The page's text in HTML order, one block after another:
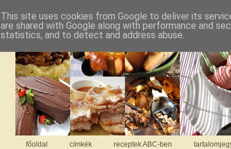
főoldal címkék receptek ABC-ben
This site uses cookies from Google to deliver its
are shared with Google along with performance and
statistics, and to detect and address abuse.